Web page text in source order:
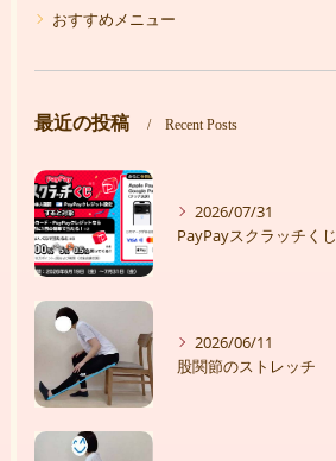
おすすめメニュー
最近の投稿 Recent Posts
2026/07/31
PayPayスクラッチくじ
2026/06/11
股関節のストレッチ